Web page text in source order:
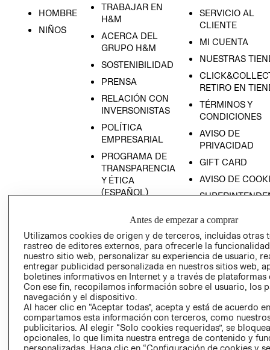
HOMBRE
NIÑOS
TRABAJAR EN
H&M
ACERCA DEL
GRUPO H&M
SOSTENIBILIDAD
PRENSA
RELACIÓN CON
INVERSONISTAS
POLÍTICA
EMPRESARIAL
PROGRAMA DE
TRANSPARENCIA
Y ÉTICA
(ESPAÑOL)
TRANSPARENCIA
Y ÉTICA (INGLÉS)
SERVICIO AL
CLIENTE
MI CUENTA
NUESTRAS
RETIRO EN
TÉRMINOS Y
CONDICIONES
AVISO DE
PRIVACIDAD
GIFT CARD
AVISO DE
COMERCIO - SIC
PETICIONES
QUEJAS Y
RECLAMOS
Colombia ($)
Antes de empezar a comprar
Utilizamos cookies de origen y de terceros, incluidas otras
rastreo de editores externos, para ofrecerle la
nuestro sitio web, personalizar su experiencia de usuario,
entregar publicidad personalizada en nuestros sitios web,
boletines informativos en Internet y a través de plataformas
Con ese fin, recopilamos información sobre el usuario, los
navegación y el dispositivo.
Al hacer clic en “Aceptar todas”, acepta y está de acuerdo
compartamos esta información con terceros, como
publicitarios. Al elegir “Solo cookies requeridas”, se
opcionales, lo que limita nuestra entrega de contenido y